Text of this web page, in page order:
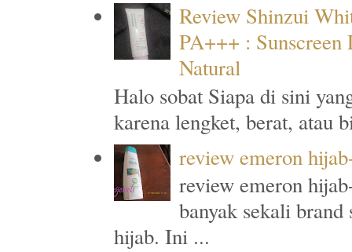
Review Shinzui
PA+++ :
Natural
Halo sobat Siapa di sini
karena lengket, berat, atau
review emeron
review emeron
banyak sekali
hijab. Ini ...